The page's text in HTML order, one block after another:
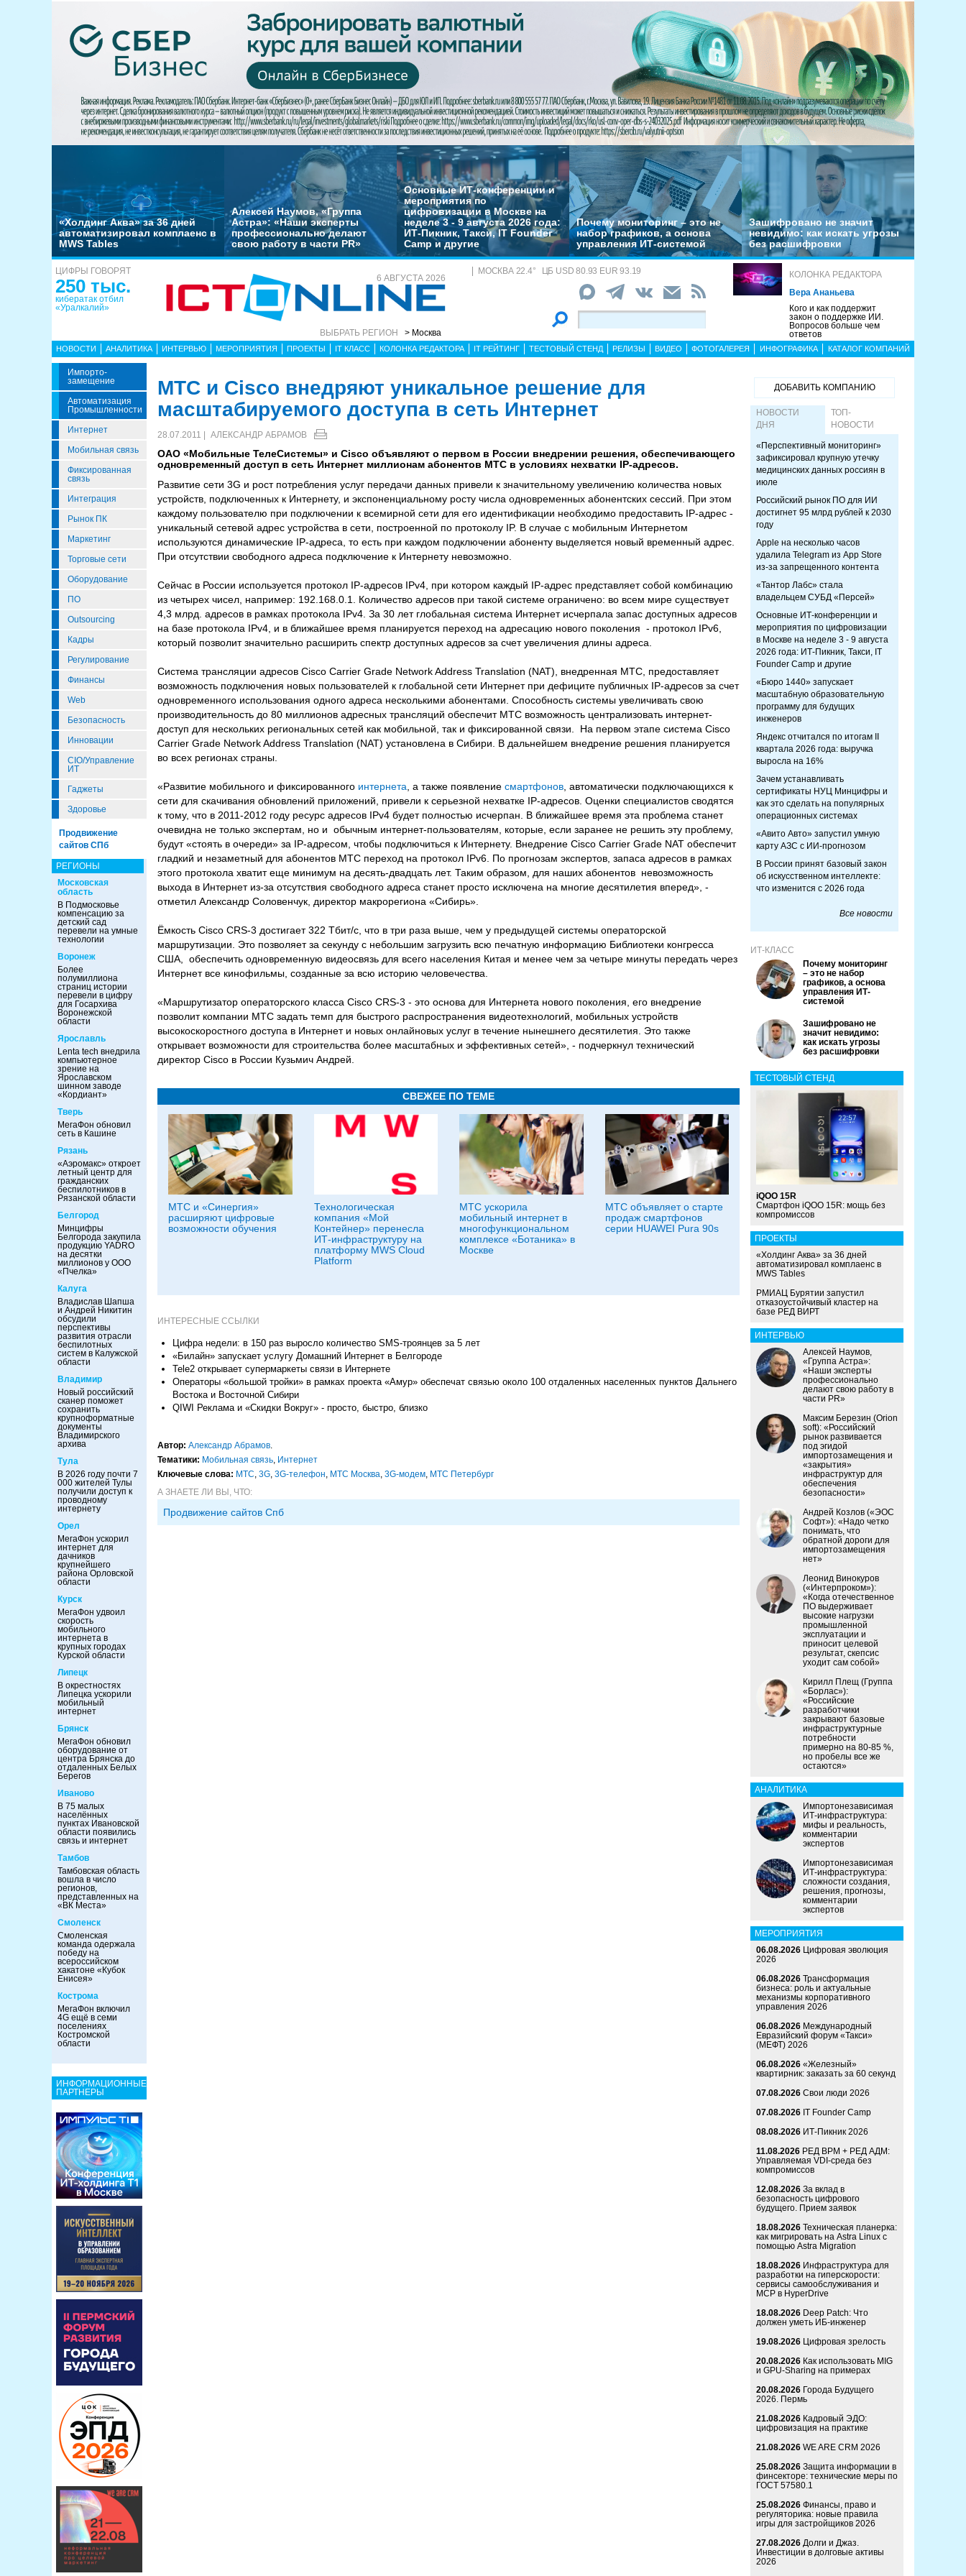
«Холдинг Аква» за 36 дней
автоматизировал комплаенс в
MWS Tables
Алексей Наумов, «Группа
Астра»: «Наши эксперты
профессионально делают
свою работу в части PR»
Основные ИТ-конференции и
мероприятия по
цифровизации в Москве на
неделе 3 - 9 августа 2026 года:
ИТ-Пикник, Такси, IT Founder
Camp и другие
Почему мониторинг – это не
набор графиков, а основа
управления ИТ-системой
Зашифровано не значит
невидимо: как искать угрозы
без расшифровки
ЦИФРЫ ГОВОРЯТ
250 тыс.
кибератак отбил
«Уралкалий»
6 АВГУСТА 2026
ВЫБРАТЬ РЕГИОН > Москва
МОСКВА 22.4° ЦБ USD 80.93 EUR 93.19
КОЛОНКА РЕДАКТОРА
Вера Ананьева
Кого и как поддержит
закон о поддержке ИИ.
Вопросов больше чем
ответов
НОВОСТИ АНАЛИТИКА ИНТЕРВЬЮ МЕРОПРИЯТИЯ ПРОЕКТЫ IT КЛАСС КОЛОНКА РЕДАКТОРА IT РЕЙТИНГ ТЕСТОВЫЙ СТЕНД РЕЛИЗЫ ВИДЕО ФОТОГАЛЕРЕЯ ИНФОГРАФИКА КАТАЛОГ КОМПАНИЙ
Импорто­
Замещение
Автоматизация
Промышленности
Интернет
Мобильная связь
Фиксированная
связь
Интеграция
Рынок ПК
Маркетинг
Торговые сети
Оборудование
ПО
Outsourcing
Кадры
Регулирование
Финансы
Web
Безопасность
Инновации
CIO/Управление
ИТ
Гаджеты
Здоровье
Продвижение
сайтов СПб
РЕГИОНЫ
Московская
область
В Подмосковье
компенсацию за
детский сад
перевели на умные
технологии
Воронеж
Более
полумиллиона
страниц истории
перевели в цифру
для Госархива
Воронежской
области
Ярославль
Lenta tech внедрила
компьютерное
зрение на
Ярославском
шинном заводе
«Кордиант»
Тверь
МегаФон обновил
сеть в Кашине
Рязань
«Аэромакс» откроет
летный центр для
гражданских
беспилотников в
Рязанской области
Белгород
Минцифры
Белгорода закупила
продукцию YADRO
на десятки
миллионов у ООО
«Пчелка»
Калуга
Владислав Шапша
и Андрей Никитин
обсудили
перспективы
развития отрасли
беспилотных
систем в Калужской
области
Владимир
Новый российский
сканер поможет
сохранить
крупноформатные
документы
Владимирского
архива
Тула
В 2026 году почти 7
000 жителей Тулы
получили доступ к
проводному
интернету
Орел
МегаФон ускорил
интернет для
дачников
крупнейшего
района Орловской
области
Курск
МегаФон удвоил
скорость
мобильного
интернета в
крупных городах
Курской области
Липецк
В окрестностях
Липецка ускорили
мобильный
интернет
Брянск
МегаФон обновил
оборудование от
центра Брянска до
отдаленных Белых
Берегов
Иваново
В 75 малых
населённых
пунктах Ивановской
области появились
связь и интернет
Тамбов
Тамбовская область
вошла в число
регионов,
представленных на
«ВК Места»
Смоленск
Смоленская
команда одержала
победу на
всероссийском
хакатоне «Кубок
Енисея»
Кострома
МегаФон включил
4G ещё в семи
поселениях
Костромской
области
ИНФОРМАЦИОННЫЕ
ПАРТНЕРЫ
МТС и Cisco внедряют уникальное решение для
масштабируемого доступа в сеть Интернет
28.07.2011 | АЛЕКСАНДР АБРАМОВ
ОАО «Мобильные ТелеСистемы» и Cisco объявляют о первом в России внедрении решения, обеспечивающего
одновременный доступ в сеть Интернет миллионам абонентов МТС в условиях нехватки IP-адресов.
Развитие сети 3G и рост потребления услуг передачи данных привели к значительному увеличению количества новых
устройств, подключенных к Интернету, и экспоненциальному росту числа одновременных абонентских сессий. При этом
каждому пользователю при подключении к всемирной сети для его идентификации необходимо предоставить IP-адрес -
уникальный сетевой адрес устройства в сети, построенной по протоколу IP. В случае с мобильным Интернетом
используются динамические IP-адреса, то есть при каждом подключении абоненту выделяется новый временный адрес.
При отсутствии свободного адреса подключение к Интернету невозможно.
Сейчас в России используется протокол IP-адресов IPv4, при котором каждый IP-адрес представляет собой комбинацию
из четырех чисел, например: 192.168.0.1. Количество адресов при такой системе ограничено: во всем мире существует
4,3 млрд. адресов в рамках протокола IPv4. За 30 лет глобальная система Интернет исчерпала запас доступных адресов
на базе протокола IPv4, и в ближайшее время планируется переход на адресацию нового поколения - протокол IPv6,
который позволит значительно расширить спектр доступных адресов за счет увеличения длины адреса.
Система трансляции адресов Cisco Carrier Grade Network Address Translation (NAT), внедренная МТС, предоставляет
возможность подключения новых пользователей к глобальной сети Интернет при дефиците публичных IP-адресов за счет
одновременного использования одного адреса несколькими абонентами. Способность системы увеличивать свою
производительность до 80 миллионов адресных трансляций обеспечит МТС возможность централизовать интернет-
доступ для нескольких региональных сетей как мобильной, так и фиксированной связи. На первом этапе система Cisco
Carrier Grade Network Address Translation (NAT) установлена в Сибири. В дальнейшем внедрение решения планируется
во всех регионах страны.
«Развитие мобильного и фиксированного интернета , а также появление смартфонов , автоматически подключающихся к
сети для скачивания обновлений приложений, привели к серьезной нехватке IP-адресов. Оценки специалистов сводятся
к тому, что в 2011-2012 году ресурс адресов IPv4 будет полностью исчерпан. В ближайшее время эта проблема станет
очевидна не только экспертам, но и обычным интернет-пользователям, которые, если заранее не решить эту проблему,
будут «стоять в очереди» за IP-адресом, чтобы подключиться к Интернету. Внедрение Cisco Carrier Grade NAT обеспечит
гладкий и незаметный для абонентов МТС переход на протокол IPv6. По прогнозам экспертов, запаса адресов в рамках
этого протокола хватит еще минимум на десять-двадцать лет. Таким образом, для наших абонентов невозможность
выхода в Интернет из-за отсутствия свободного адреса станет просто исключена на многие десятилетия вперед», -
отметил Александр Соловенчук, директор макрорегиона «Сибирь».
Ёмкость Cisco CRS-3 достигает 322 Тбит/с, что в три раза выше, чем у предыдущей системы операторской
маршрутизации. Это позволяет за секунду с небольшим загрузить всю печатную информацию Библиотеки конгресса
США, обеспечить одновременную видеосвязь для всего населения Китая и менее чем за четыре минуты передать через
Интернет все кинофильмы, созданные за всю историю человечества.
«Маршрутизатор операторского класса Cisco CRS-3 - это основа для Интернета нового поколения, его внедрение
позволит компании МТС задать темп для быстрого распространения видеотехнологий, мобильных устройств
высокоскоростного доступа в Интернет и новых онлайновых услуг в течение нынешнего десятилетия. Это также
открывает возможности для строительства более масштабных и эффективных сетей», - подчеркнул технический
директор Cisco в России Кузьмич Андрей.
СВЕЖЕЕ ПО ТЕМЕ
МТС и «Синергия»
расширяют цифровые
возможности обучения
Технологическая
компания «Мой
Контейнер» перенесла
ИТ-инфраструктуру на
платформу MWS Cloud
Platform
МТС ускорила
мобильный интернет в
многофункциональном
комплексе «Ботаника» в
Москве
МТС объявляет о старте
продаж смартфонов
серии HUAWEI Pura 90s
ИНТЕРЕСНЫЕ ССЫЛКИ
Цифра недели: в 150 раз выросло количество SMS-троянцев за 5 лет
«Билайн» запускает услугу Домашний Интернет в Белгороде
Tele2 открывает супермаркеты связи в Интернете
Операторы «большой тройки» в рамках проекта «Амур» обеспечат связью около 100 отдаленных населенных пунктов Дальнего
Востока и Восточной Сибири
QIWI Реклама и «Скидки Вокруг» - просто, быстро, близко
Автор: Александр Абрамов.
Тематики: Мобильная связь, Интернет
Ключевые слова: МТС, 3G, 3G-телефон, МТС Москва, 3G-модем, МТС Петербург
А ЗНАЕТЕ ЛИ ВЫ, ЧТО:
Продвижение сайтов Спб
ДОБАВИТЬ КОМПАНИЮ
НОВОСТИ
ДНЯ
ТОП-
НОВОСТИ
«Перспективный мониторинг»
зафиксировал крупную утечку
медицинских данных россиян в
июле
Российский рынок ПО для ИИ
достигнет 95 млрд рублей к 2030
году
Apple на несколько часов
удалила Telegram из App Store
из-за запрещенного контента
«Тантор Лабс» стала
владельцем СУБД «Персей»
Основные ИТ-конференции и
мероприятия по цифровизации
в Москве на неделе 3 - 9 августа
2026 года: ИТ-Пикник, Такси, IT
Founder Camp и другие
«Бюро 1440» запускает
масштабную образовательную
программу для будущих
инженеров
Яндекс отчитался по итогам II
квартала 2026 года: выручка
выросла на 16%
Зачем устанавливать
сертификаты НУЦ Минцифры и
как это сделать на популярных
операционных системах
«Авито Авто» запустил умную
карту АЗС с ИИ-прогнозом
В России принят базовый закон
об искусственном интеллекте:
что изменится с 2026 года
Все новости
ИТ-КЛАСС
Почему мониторинг
– это не набор
графиков, а основа
управления ИТ-
системой
Зашифровано не
значит невидимо:
как искать угрозы
без расшифровки
ТЕСТОВЫЙ СТЕНД
iQOO 15R
Смартфон iQOO 15R: мощь без
компромиссов
ПРОЕКТЫ
«Холдинг Аква» за 36 дней
автоматизировал комплаенс в
MWS Tables
РМИАЦ Бурятии запустил
отказоустойчивый кластер на
базе РЕД ВИРТ
ИНТЕРВЬЮ
Алексей Наумов,
«Группа Астра»:
«Наши эксперты
профессионально
делают свою работу в
части PR»
Максим Березин (Orion
soft): «Российский
рынок развивается
под эгидой
импортозамещения и
«закрытия»
инфраструктур для
обеспечения
безопасности»
Андрей Козлов («ЭОС
Софт»): «Надо четко
понимать, что
обратной дороги для
импортозамещения
нет»
Леонид Винокуров
(«Интерпроком»):
«Когда отечественное
ПО выдерживает
высокие нагрузки
промышленной
эксплуатации и
приносит целевой
результат, скепсис
уходит сам собой»
Кирилл Плещ (Группа
«Борлас»):
«Российские
разработчики
закрывают базовые
инфраструктурные
потребности
примерно на 80-85 %,
но пробелы все же
остаются»
АНАЛИТИКА
Импортонезависимая
ИТ-инфраструктура:
мифы и реальность,
комментарии
экспертов
Импортонезависимая
ИТ-инфраструктура:
сложности создания,
решения, прогнозы,
комментарии
экспертов
МЕРОПРИЯТИЯ
06.08.2026 Цифровая эволюция
2026
06.08.2026 Трансформация
бизнеса: роль и актуальные
механизмы корпоративного
управления 2026
06.08.2026 Международный
Евразийский форум «Такси»
(МЕФТ) 2026
06.08.2026 «Железный»
квартирник: заказать за 60 секунд
07.08.2026 Свои люди 2026
07.08.2026 IT Founder Camp
08.08.2026 ИТ-Пикник 2026
11.08.2026 РЕД ВРМ + РЕД АДМ:
Управляемая VDI-среда без
компромиссов
12.08.2026 За вклад в
безопасность цифрового
будущего. Прием заявок
18.08.2026 Техническая планерка:
как мигрировать на Astra Linux с
помощью Astra Migration
18.08.2026 Инфраструктура для
разработки на гиперскорости:
сервисы самообслуживания и
MCP в HyperDrive
18.08.2026 Deep Patch: Что
должен уметь ИБ-инженер
19.08.2026 Цифровая зрелость
20.08.2026 Как использовать MIG
и GPU-Sharing на примерах
20.08.2026 Города Будущего
2026. Пермь
21.08.2026 Кадровый ЭДО:
цифровизация на практике
21.08.2026 WE ARE CRM 2026
25.08.2026 Защита информации в
финсекторе: технические меры по
ГОСТ 57580.1
25.08.2026 Финансы, право и
регуляторика: новые правила
игры для застройщиков 2026
27.08.2026 Долги и Джаз.
Инвестиции в долговые активы
2026